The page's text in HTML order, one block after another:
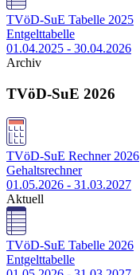
TVöD-SuE Tabelle 2025
Entgelttabelle
01.04.2025 - 30.04.2026
Archiv
TVöD-SuE 2026
TVöD-SuE Rechner 2026
Gehaltsrechner
01.05.2026 - 31.03.2027
Aktuell
TVöD-SuE Tabelle 2026
Entgelttabelle